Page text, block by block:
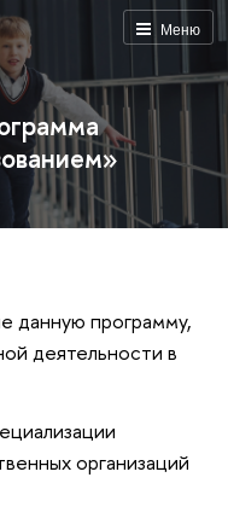
Меню
данную программу,
деятельности в
организаций